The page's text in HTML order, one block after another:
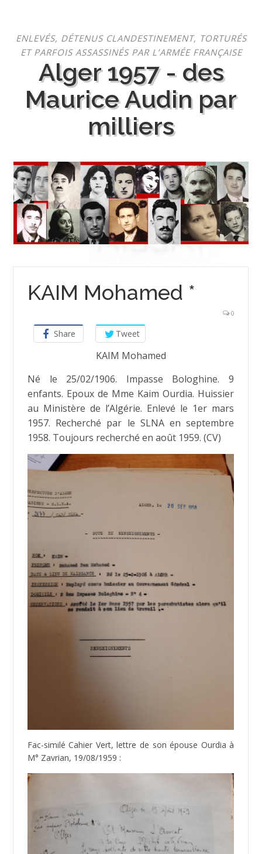
contenu
ENLEVÉS, DÉTENUS CLANDESTINEMENT, TORTURÉS
ET PARFOIS ASSASSINÉS PAR L’ARMÉE FRANÇAISE
Alger 1957 - des
Maurice Audin par
milliers
KAIM Mohamed *
0
Share Tweet
KAIM Mohamed
Né le 25/02/1906. Impasse Bologhine. 9
enfants. Epoux de Mme Kaim Ourdia. Huissier
au Ministère de l’Algérie. Enlevé le 1er mars
1957. Recherché par le SLNA en septembre
1958. Toujours recherché en août 1959. (CV)
Fac-similé Cahier Vert, lettre de son épouse Ourdia à
M° Zavrian, 19/08/1959 :